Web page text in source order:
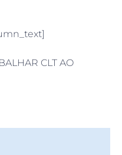
CLT AO